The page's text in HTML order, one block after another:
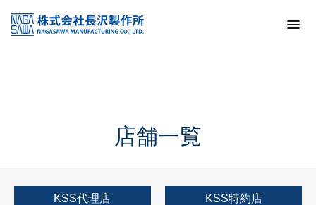
KSS加盟店・取扱店情報
店舗一覧
店舗一覧
KSS代理店 KSS特約店